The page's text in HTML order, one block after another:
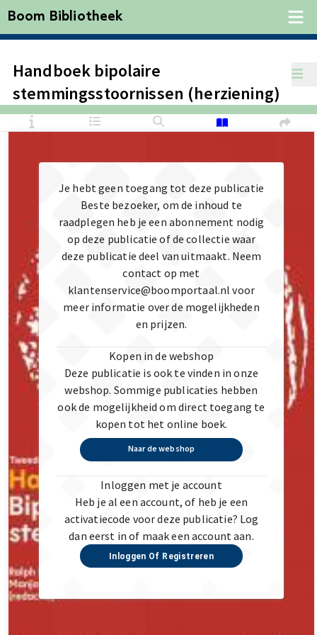
Boom Bibliotheek
Handboek bipolaire
stemmingsstoornissen (herziening)
Je hebt geen toegang tot deze publicatie
Beste bezoeker, om de inhoud te
raadplegen heb je een abonnement nodig
op deze publicatie of de collectie waar
deze publicatie deel van uitmaakt. Neem
contact op met
klantenservice@boomportaal.nl voor
meer informatie over de mogelijkheden
en prijzen.
Kopen in de webshop
Deze publicatie is ook te vinden in onze
webshop. Sommige publicaties hebben
ook de mogelijkheid om direct toegang te
kopen tot het online boek.
Naar de webshop
Inloggen met je account
Heb je al een account, of heb je een
activatiecode voor deze publicatie? Log
dan eerst in of maak een account aan.
Inloggen Of Registreren